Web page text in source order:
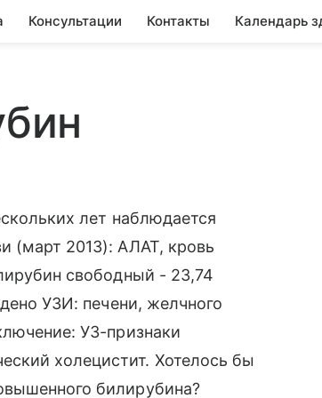
Консультации Контакты Календарь
лет наблюдается
(март 2013): АЛАТ, кровь
свободный - 23,74
УЗИ: печени, желчного
УЗ-признаки
холецистит. Хотелось бы
билирубина?